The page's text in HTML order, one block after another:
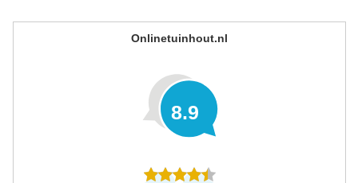
Onlinetuinhout.nl
8.9